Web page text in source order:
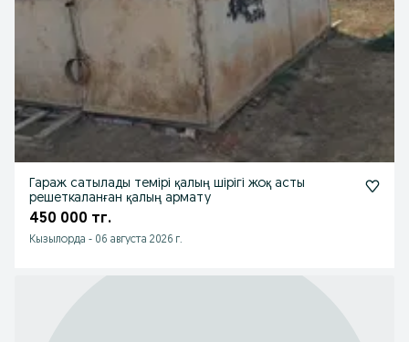
Гараж сатылады темірі қалың шірігі жоқ асты
решеткаланған қалың армату
450 000 тг.
Кызылорда - 06 августа 2026 г.